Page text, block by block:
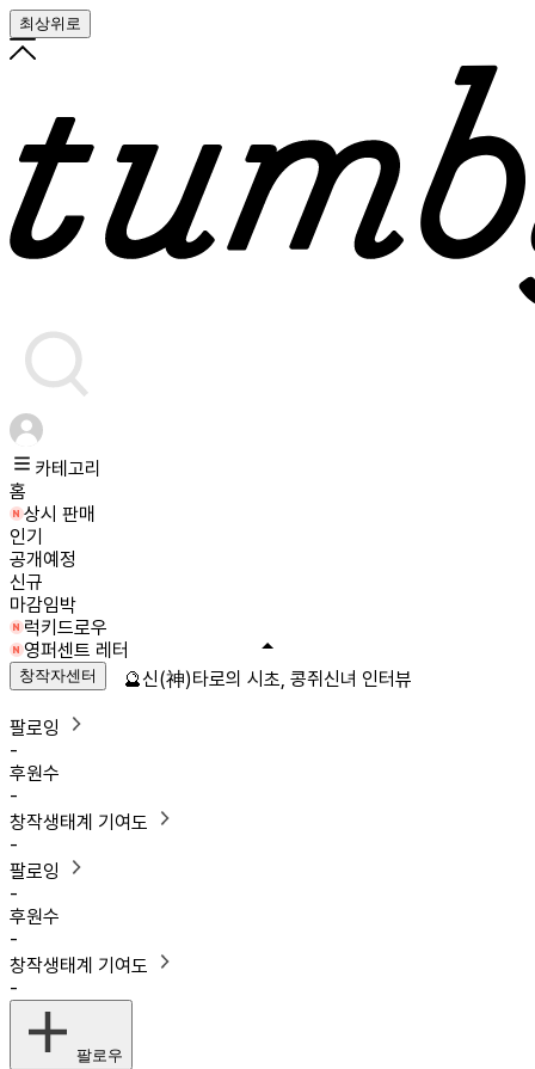
최상위로
카테고리
홈
상시 판매
인기
공개예정
신규
마감임박
럭키드로우
영퍼센트 레터
창작자센터
팔로잉
-
후원수
-
창작생태계 기여도
-
팔로잉
-
후원수
-
창작생태계 기여도
-
팔로우
🔮신(神)타로의 시초, 콩쥐신녀 인터뷰